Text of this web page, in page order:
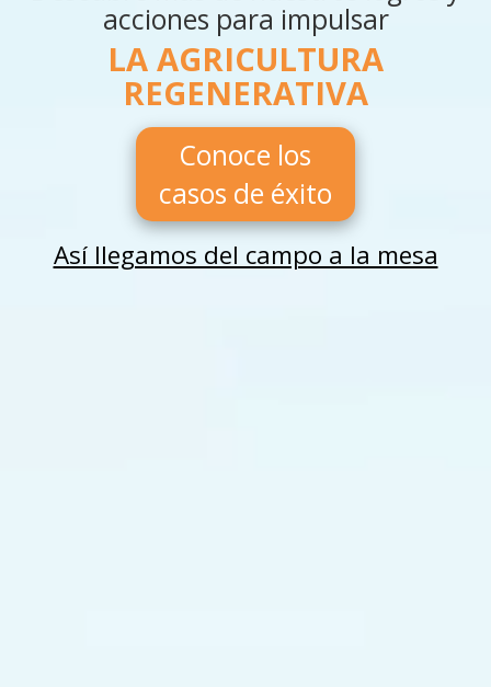
acciones para impulsar
LA AGRICULTURA
REGENERATIVA
Conoce los
casos de éxito
Así llegamos del campo a la mesa